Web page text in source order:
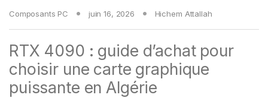
Composants PC juin 16, 2026 Hichem Attallah
RTX 4090 : guide d’achat pour
choisir une carte graphique
puissante en Algérie